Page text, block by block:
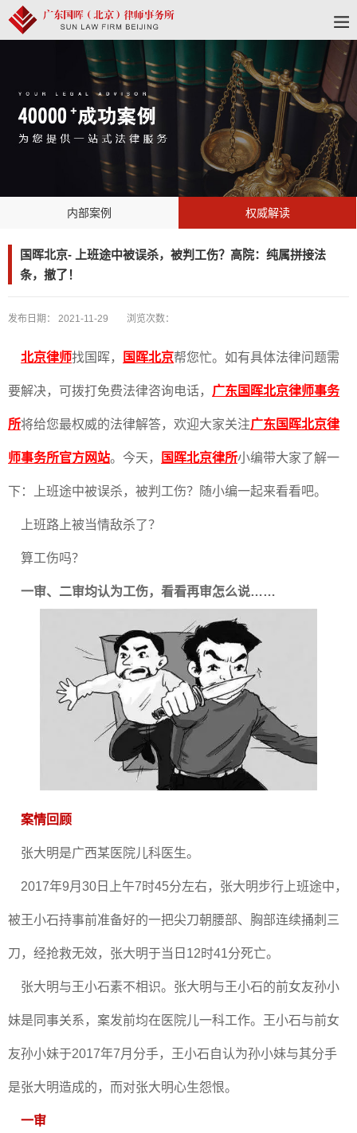
内部案例 权威解读
国晖北京- 上班途中被误杀，被判工伤？高院：纯属拼接法
条，撤了！
发布日期： 2021-11-29 浏览次数：
北京律师找国晖， 国晖北京帮您忙。如有具体法律问题需
要解决，可拨打免费法律咨询电话， 广东国晖北京律师事务
所将给您最权威的法律解答，欢迎大家关注广东国晖北京律
师事务所官方网站。今天， 国晖北京律所小编带大家了解一
下：上班途中被误杀，被判工伤？随小编一起来看看吧。
上班路上被当情敌杀了？
算工伤吗？
一审、二审均认为工伤，看看再审怎么说……
案情回顾
张大明是广西某医院儿科医生。
2017年9月30日上午7时45分左右，张大明步行上班途中，
被王小石持事前准备好的一把尖刀朝腰部、胸部连续捅刺三
刀，经抢救无效，张大明于当日12时41分死亡。
张大明与王小石素不相识。张大明与王小石的前女友孙小
妹是同事关系，案发前均在医院儿一科工作。王小石与前女
友孙小妹于2017年7月分手，王小石自认为孙小妹与其分手
是张大明造成的，而对张大明心生怨恨。
一审